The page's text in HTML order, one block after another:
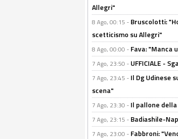
Allegri"
8 Ago, 00:15 - Bruscolotti:
scetticismo su Allegri"
8 Ago, 00:00 - Fava: "Manca
7 Ago, 23:50 - UFFICIALE -
7 Ago, 23:45 - Il Dg Udinese
scena"
7 Ago, 23:30 - Il pallone
7 Ago, 23:15 - Badiashile-
7 Ago, 23:00 - Fabbroni: